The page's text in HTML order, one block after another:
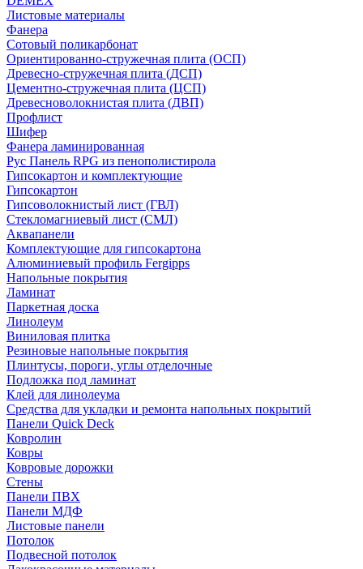
Листовые материалы
Фанера
Сотовый поликарбонат
Ориентированно-стружечная плита (ОСП)
Древесно-стружечная плита (ДСП)
Цементно-стружечная плита (ЦСП)
Древесноволокнистая плита (ДВП)
Профлист
Шифер
Фанера ламинированная
Рус Панель RPG из пенополистирола
Гипсокартон и комплектующие
Гипсокартон
Гипсоволокнистый лист (ГВЛ)
Стекломагниевый лист (СМЛ)
Аквапанели
Комплектующие для гипсокартона
Алюминиевый профиль Fergipps
Напольные покрытия
Ламинат
Паркетная доска
Линолеум
Виниловая плитка
Резиновые напольные покрытия
Плинтусы, пороги, углы отделочные
Подложка под ламинат
Клей для линолеума
Средства для укладки и ремонта напольных покрытий
Панели Quick Deck
Ковролин
Ковры
Ковровые дорожки
Стены
Панели ПВХ
Панели МДФ
Листовые панели
Потолок
Подвесной потолок